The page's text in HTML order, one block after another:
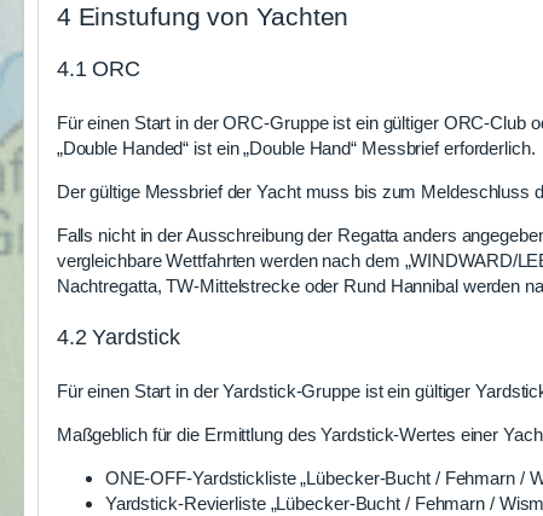
4 Einstufung von Yachten
4.1 ORC
Für einen Start in der ORC-Gruppe ist ein gültiger ORC-Club
„Double Handed“ ist ein „Double Hand“ Messbrief erforderlich.
Der gültige Messbrief der Yacht muss bis zum Meldeschluss
Falls nicht in der Ausschreibung der Regatta anders
vergleichbare Wettfahrten werden nach dem „WINDWARD/
Nachtregatta, TW-Mittelstrecke oder Rund Hannibal werden
4.2 Yardstick
Für einen Start in der Yardstick-Gruppe ist ein gültiger
Maßgeblich für die Ermittlung des Yardstick-Wertes einer
ONE-OFF-Yardstickliste „Lübecker-Bucht / Fehmarn /
Yardstick-Revierliste „Lübecker-Bucht / Fehmarn /